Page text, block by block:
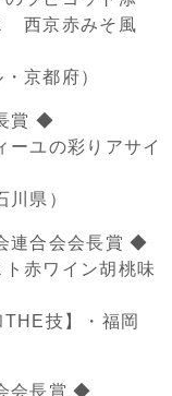
西京赤みそ風
京都府）
賞 ◆
ーユの彩りアサイ
県）
連合会会長賞 ◆
ト赤ワイン胡桃味
技】・福岡
会長賞 ◆